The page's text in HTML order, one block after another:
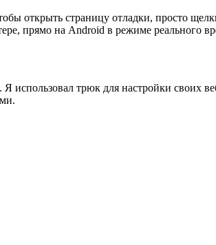
открыть страницу отладки, просто
прямо на Android в режиме реального
трюк для настройки своих